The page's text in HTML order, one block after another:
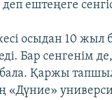
ештеңеге
осыдан 10 жыл
Бар сенгенім
бала. Қаржы
«Дүние»